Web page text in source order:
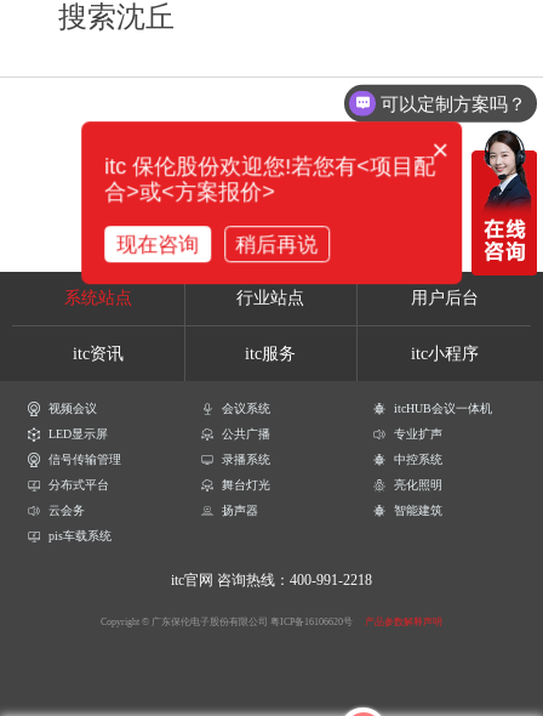
搜索沈丘
系统站点 行业站点 用户后台
itc资讯 itc服务 itc小程序
视频会议 会议系统
itcHUB会议一体机
LED显示屏
公共广播
专业扩声
信号传输管理
录播系统
中控系统
分布式平台
舞台灯光
亮化照明
云会务
扬声器
智能建筑
pis车载系统
itc官网 咨询热线：400-991-2218
Copyright © 广东保伦电子股份有限公司 粤ICP备16106620号 产品参数解释声明
可以定制方案吗？
×
itc 保伦股份欢迎您!若您有<项目配
合>或<方案报价>
现在咨询 稍后再说